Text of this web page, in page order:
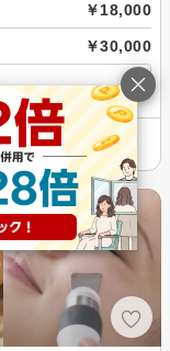
￥18,000
￥30,000